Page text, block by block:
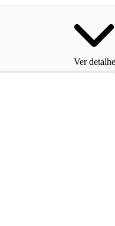
Ver